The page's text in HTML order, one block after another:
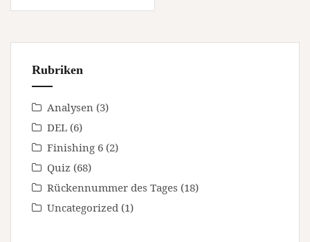
Rubriken
Analysen (3)
DEL (6)
Finishing 6 (2)
Quiz (68)
Rückennummer des Tages (18)
Uncategorized (1)